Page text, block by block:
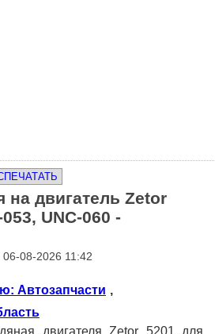
на двигатель Zetor
UNC-060 -
08-2026 11:42
Автозапчасти ,
двигателя Zetor 5201 для